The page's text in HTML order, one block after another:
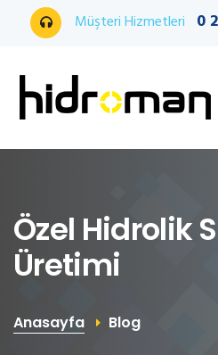
Müşteri Hizmetleri 0
Özel Hidrolik
Üretimi
Anasayfa Blog